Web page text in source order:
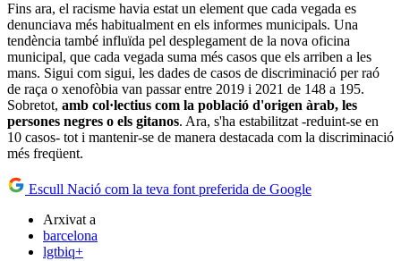
Fins ara, el racisme havia estat un element que cada vegada es
denunciava més habitualment en els informes municipals. Una
tendència també influïda pel desplegament de la nova oficina
municipal, que cada vegada suma més casos que els arriben a les
mans. Sigui com sigui, les dades de casos de discriminació per raó
de raça o xenofòbia van passar entre 2019 i 2021 de 148 a 195.
Sobretot, amb col·lectius com la població d'origen àrab, les
persones negres o els gitanos. Ara, s'ha estabilitzat -reduint-se en
10 casos- tot i mantenir-se de manera destacada com la discriminació
més freqüent.
Escull Nació com la teva font preferida de Google
Arxivat a
barcelona
lgtbiq+